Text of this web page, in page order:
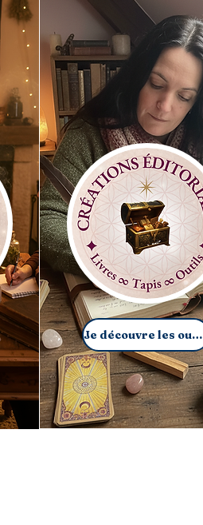
Je découvre les outils